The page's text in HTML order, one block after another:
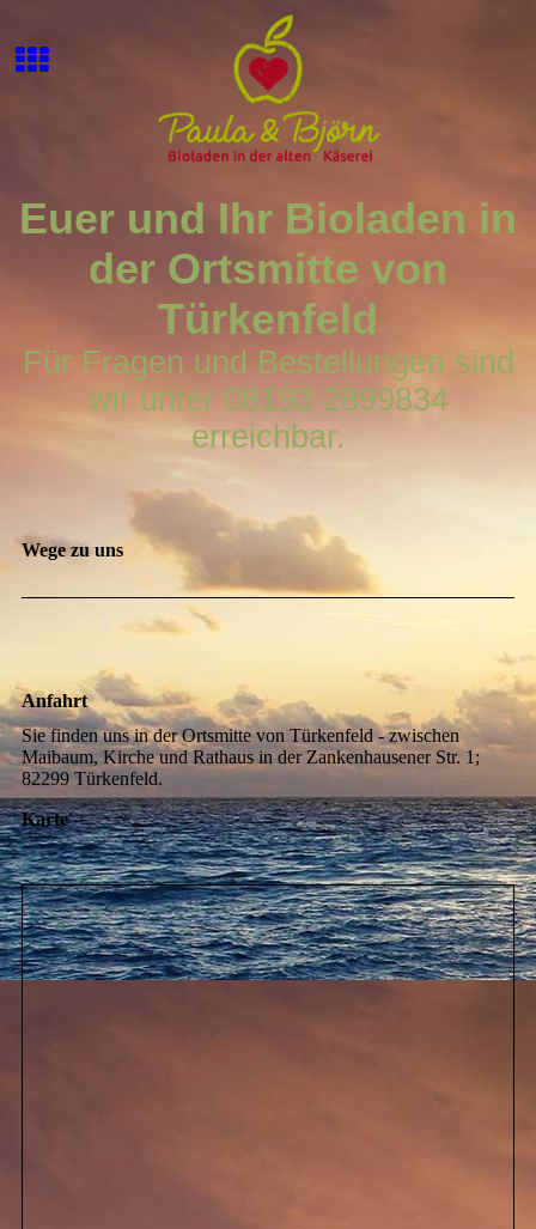
Euer und Ihr Bioladen in
der Ortsmitte von
Türkenfeld
Für Fragen und Bestellungen sind
wir unter 08193 2899834
erreichbar.
Wege zu uns
Anfahrt
Sie finden uns in der Ortsmitte von Türkenfeld - zwischen
Maibaum, Kirche und Rathaus in der Zankenhausener Str. 1;
82299 Türkenfeld.
Karte